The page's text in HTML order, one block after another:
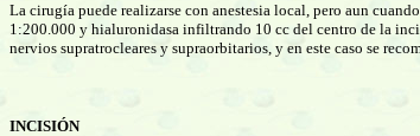
La cirugía puede realizarse con anestesia local, pero aun
1:200.000 y hialuronidasa infiltrando 10 cc del centro de la
nervios supratrocleares y supraorbitarios, y en este caso se
INCISIÓN